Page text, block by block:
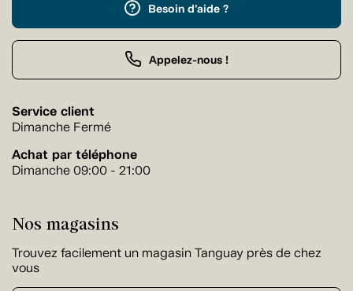
Besoin d'aide ?
Appelez-nous !
Service client
Dimanche Fermé
Achat par téléphone
Dimanche 09:00 - 21:00
Nos magasins
Trouvez facilement un magasin Tanguay près de chez
vous